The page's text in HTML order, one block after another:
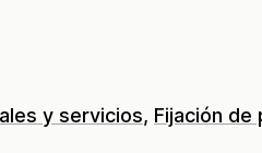
y servicios Fijación de